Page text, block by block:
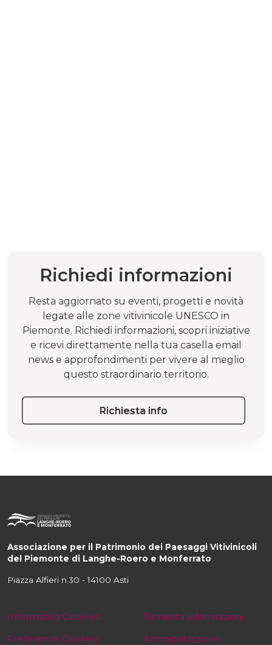
Richiedi informazioni
Resta aggiornato su eventi, progetti e novità
legate alle zone vitivinicole UNESCO in
Piemonte. Richiedi informazioni, scopri iniziative
e ricevi direttamente nella tua casella email
news e approfondimenti per vivere al meglio
questo straordinario territorio.
Richiesta info
Associazione per il Patrimonio dei Paesaggi Vitivinicoli
del Piemonte di Langhe-Roero e Monferrato
Piazza Alfieri n.30 - 14100 Asti
Informativa Cookies
Preferenze Cookies
Richiesta informazioni
Amministrazione